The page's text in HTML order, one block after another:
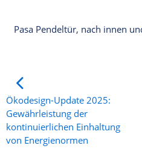
Pasa Pendeltür, nach innen
Ökodesign-Update 2025:
Gewährleistung der
kontinuierlichen Einhaltung
von Energienormen